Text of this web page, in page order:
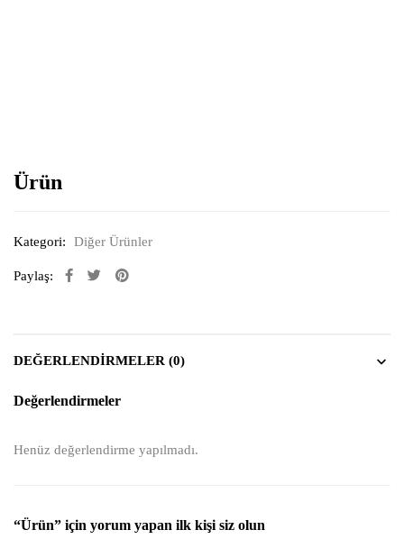
Ürün
Kategori: Diğer Ürünler
Paylaş:
DEĞERLENDIRMELER (0)
Değerlendirmeler
Henüz değerlendirme yapılmadı.
“Ürün” için yorum yapan ilk kişi siz olun